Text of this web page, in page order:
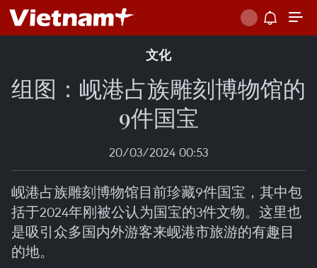
文化
组图：岘港占族雕刻博物馆的
9件国宝
20/03/2024 00:53
岘港占族雕刻博物馆目前珍藏9件国宝，其中包
括于2024年刚被公认为国宝的3件文物。这里也
是吸引众多国内外游客来岘港市旅游的有趣目
的地。